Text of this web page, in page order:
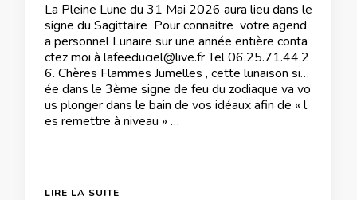
La Pleine Lune du 31 Mai 2026 aura lieu dans le
signe du Sagittaire Pour connaitre votre agend
a personnel Lunaire sur une année entière conta
ctez moi à lafeeduciel@live.fr Tel 06.25.71.44.2
6. Chères Flammes Jumelles , cette lunaison situ
ée dans le 3ème signe de feu du zodiaque va vo
us plonger dans le bain de vos idéaux afin de « l
es remettre à niveau » …
LIRE LA SUITE